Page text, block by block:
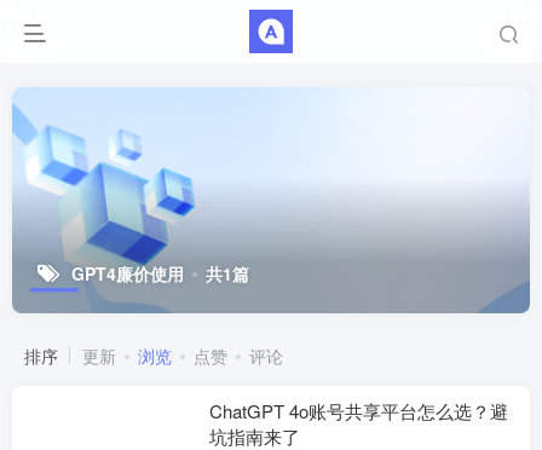
GPT4廉价使用 共1篇
排序 更新 浏览 点赞 评论
ChatGPT 4o账号共享平台怎么选？避
坑指南来了